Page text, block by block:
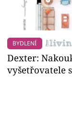
BYDLENÍ
Dexter:
vyšetřovatele